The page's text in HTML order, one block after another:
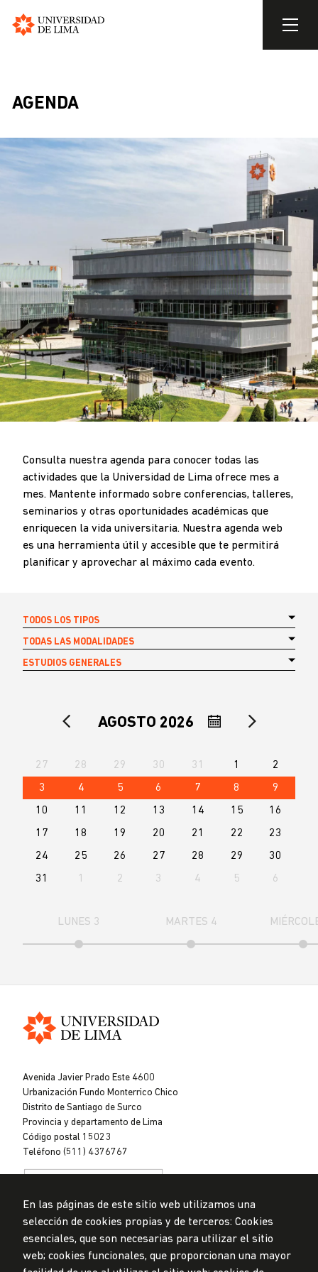
contenido
AGENDA
Consulta nuestra agenda para conocer todas las
actividades que la Universidad de Lima ofrece mes a
mes. Mantente informado sobre conferencias, talleres,
seminarios y otras oportunidades académicas que
enriquecen la vida universitaria. Nuestra agenda web
es una herramienta útil y accesible que te permitirá
planificar y aprovechar al máximo cada evento.
TODOS LOS TIPOS
TODAS LAS MODALIDADES
ESTUDIOS GENERALES
AGOSTO 2026
27 28 29 30 31 1
2
3
4 5 6 7 8
9
10
11 12 13 14 15
16
17
18 19 20 21 22
23
24
25 26 27 28 29
30
31
1 2 3 4 5 6
LUNES 3 MARTES 4
de
Lima
Avenida Javier Prado Este 4600
Urbanización Fundo Monterrico Chico
Distrito de Santiago de Surco
Provincia y departamento de Lima
Código postal 15023
Teléfono (511) 4376767
Privacidad de datos personales
En las páginas de este sitio web utilizamos una
selección de cookies propias y de terceros: Cookies
esenciales, que son necesarias para utilizar el sitio
web; cookies funcionales, que proporcionan una mayor